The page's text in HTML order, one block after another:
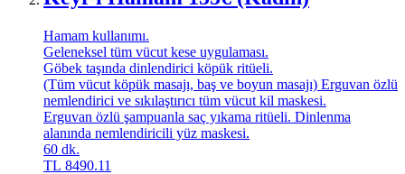
Hamam kullanımı.
Geleneksel tüm vücut kese uygulaması.
Göbek taşında dinlendirici köpük ritüeli.
(Tüm vücut köpük masajı, baş ve boyun masajı) Erguvan özlü
nemlendirici ve sıkılaştırıcı tüm vücut kil maskesi.
Erguvan özlü şampuanla saç yıkama ritüeli. Dinlenma
alanında nemlendiricili yüz maskesi.
60 dk.
TL 8490.11